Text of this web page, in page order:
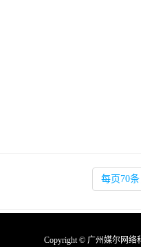
每页70
Copyright © 广州媒尔网络